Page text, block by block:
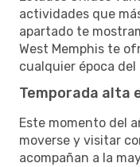
actividades que
apartado te
West Memphis te
cualquier época del
Temporada alta
Este momento del
moverse y visitar
acompañan a la